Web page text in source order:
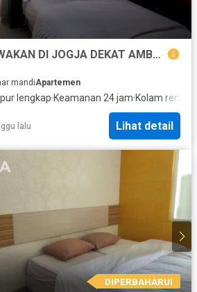
APARTEMEN DISEWAKAN DI JOGJA DEKAT AMBARUKMO PLAZA
mandiApartemen
lengkap·Keamanan 24 jam·Kolam renang
lalu Lihat detail
DIPERBAHARUI